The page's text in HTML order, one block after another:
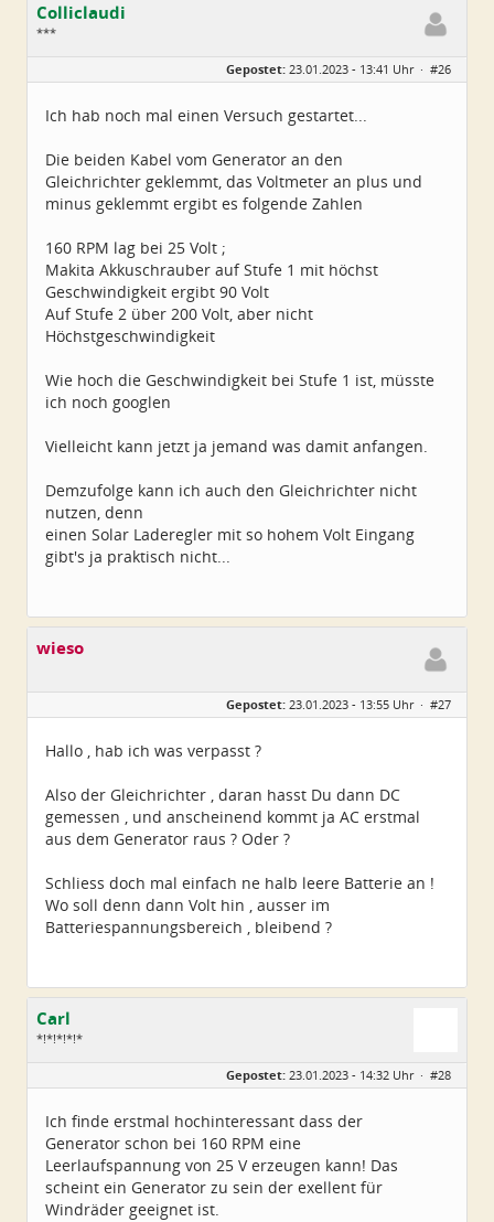
Colliclaudi
***
Beiträge:
43
Gepostet: 23.01.2023 - 13:41 Uhr · #26
Ich hab noch mal einen Versuch gestartet...
Die beiden Kabel vom Generator an den
Gleichrichter geklemmt, das Voltmeter an plus und
minus geklemmt ergibt es folgende Zahlen
160 RPM lag bei 25 Volt ;
Makita Akkuschrauber auf Stufe 1 mit höchst
Geschwindigkeit ergibt 90 Volt
Auf Stufe 2 über 200 Volt, aber nicht
Höchstgeschwindigkeit
Wie hoch die Geschwindigkeit bei Stufe 1 ist, müsste
ich noch googlen
Vielleicht kann jetzt ja jemand was damit anfangen.
Demzufolge kann ich auch den Gleichrichter nicht
nutzen, denn
einen Solar Laderegler mit so hohem Volt Eingang
gibt's ja praktisch nicht...
wieso
Gepostet: 23.01.2023 - 13:55 Uhr · #27
Hallo , hab ich was verpasst ?
Also der Gleichrichter , daran hasst Du dann DC
gemessen , und anscheinend kommt ja AC erstmal
aus dem Generator raus ? Oder ?
Schliess doch mal einfach ne halb leere Batterie an !
Wo soll denn dann Volt hin , ausser im
Batteriespannungsbereich , bleibend ?
Carl
*!*!*!*!*
Beiträge:
5224
Gepostet: 23.01.2023 - 14:32 Uhr · #28
Ich finde erstmal hochinteressant dass der
Generator schon bei 160 RPM eine
Leerlaufspannung von 25 V erzeugen kann! Das
scheint ein Generator zu sein der exellent für
Windräder geeignet ist.